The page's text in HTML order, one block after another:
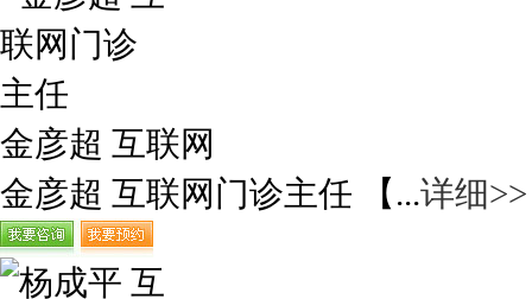
金彦超 互联网
金彦超 互联网门诊主任 【...详细>>